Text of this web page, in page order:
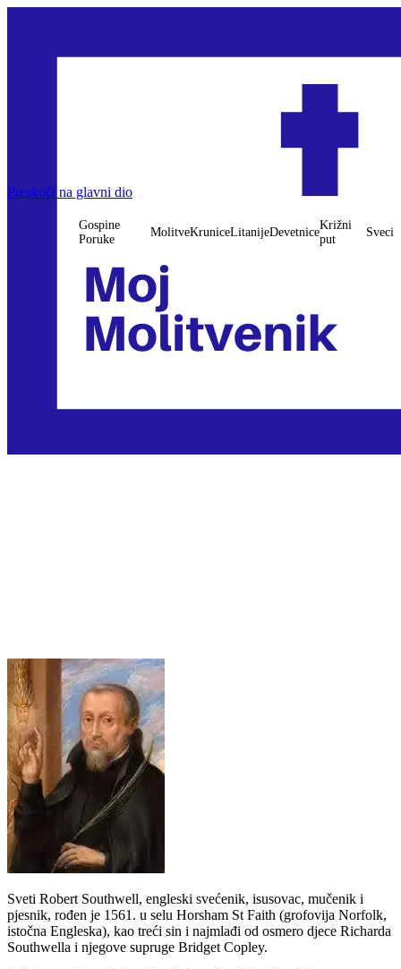
Preskoči na glavni dio
Gospine
Poruke
MolitveKruniceLitanijeDevetnice
Križni
put
Sveci
Sveti Robert Southwell, engleski svećenik, isusovac, mučenik i
pjesnik, rođen je 1561. u selu Horsham St Faith (grofovija Norfolk,
istočna Engleska), kao treći sin i najmlađi od osmero djece Richarda
Southwella i njegove supruge Bridget Copley.